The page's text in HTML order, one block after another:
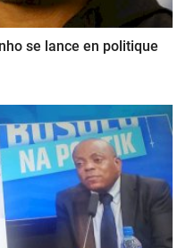
se lance en politique